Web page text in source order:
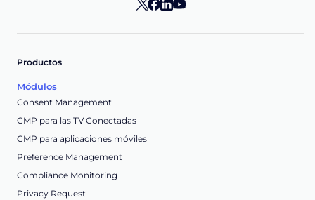
Productos
Módulos
Consent Management
CMP para las TV Conectadas
CMP para aplicaciones móviles
Preference Management
Compliance Monitoring
Privacy Request